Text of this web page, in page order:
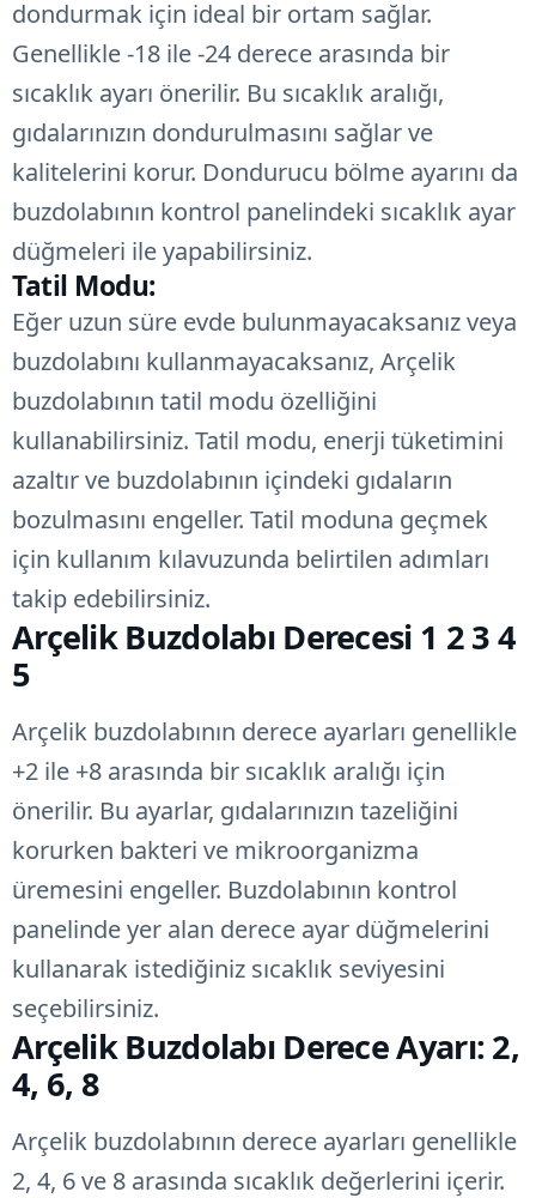
dondurmak için ideal bir ortam sağlar.
Genellikle -18 ile -24 derece arasında bir
sıcaklık ayarı önerilir. Bu sıcaklık aralığı,
gıdalarınızın dondurulmasını sağlar ve
kalitelerini korur. Dondurucu bölme ayarını da
buzdolabının kontrol panelindeki sıcaklık ayar
düğmeleri ile yapabilirsiniz.
Tatil Modu:
Eğer uzun süre evde bulunmayacaksanız veya
buzdolabını kullanmayacaksanız, Arçelik
buzdolabının tatil modu özelliğini
kullanabilirsiniz. Tatil modu, enerji tüketimini
azaltır ve buzdolabının içindeki gıdaların
bozulmasını engeller. Tatil moduna geçmek
için kullanım kılavuzunda belirtilen adımları
takip edebilirsiniz.
Arçelik Buzdolabı Derecesi 1 2 3 4
5
Arçelik buzdolabının derece ayarları genellikle
+2 ile +8 arasında bir sıcaklık aralığı için
önerilir. Bu ayarlar, gıdalarınızın tazeliğini
korurken bakteri ve mikroorganizma
üremesini engeller. Buzdolabının kontrol
panelinde yer alan derece ayar düğmelerini
kullanarak istediğiniz sıcaklık seviyesini
seçebilirsiniz.
Arçelik Buzdolabı Derece Ayarı: 2,
4, 6, 8
Arçelik buzdolabının derece ayarları genellikle
2, 4, 6 ve 8 arasında sıcaklık değerlerini içerir.